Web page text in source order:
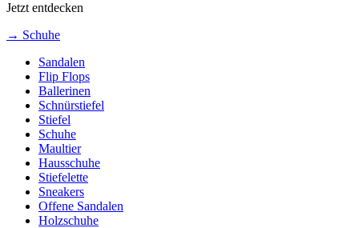
Jetzt entdecken
→ Schuhe
Sandalen
Flip Flops
Ballerinen
Schnürstiefel
Stiefel
Schuhe
Maultier
Hausschuhe
Stiefelette
Sneakers
Offene Sandalen
Holzschuhe